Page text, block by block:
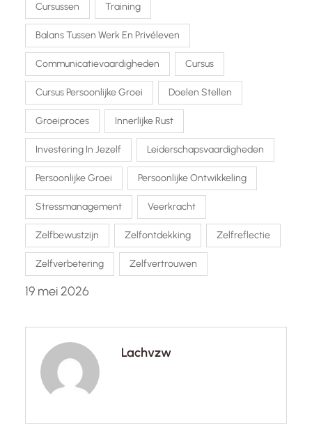
Cursussen Training
Balans Tussen Werk En Privéleven
Communicatievaardigheden Cursus
Cursus Persoonlijke Groei Doelen Stellen
Groeiproces Innerlijke Rust
Investering In Jezelf Leiderschapsvaardigheden
Persoonlijke Groei Persoonlijke Ontwikkeling
Stressmanagement Veerkracht
Zelfbewustzijn Zelfontdekking Zelfreflectie
Zelfverbetering Zelfvertrouwen
19 mei 2026
Lachvzw